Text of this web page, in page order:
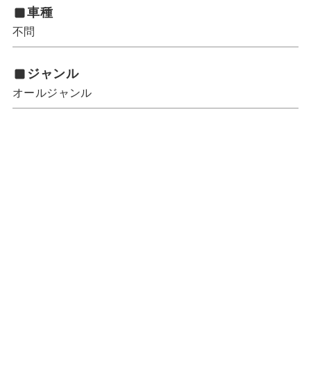
車種
不問
ジャンル
オールジャンル